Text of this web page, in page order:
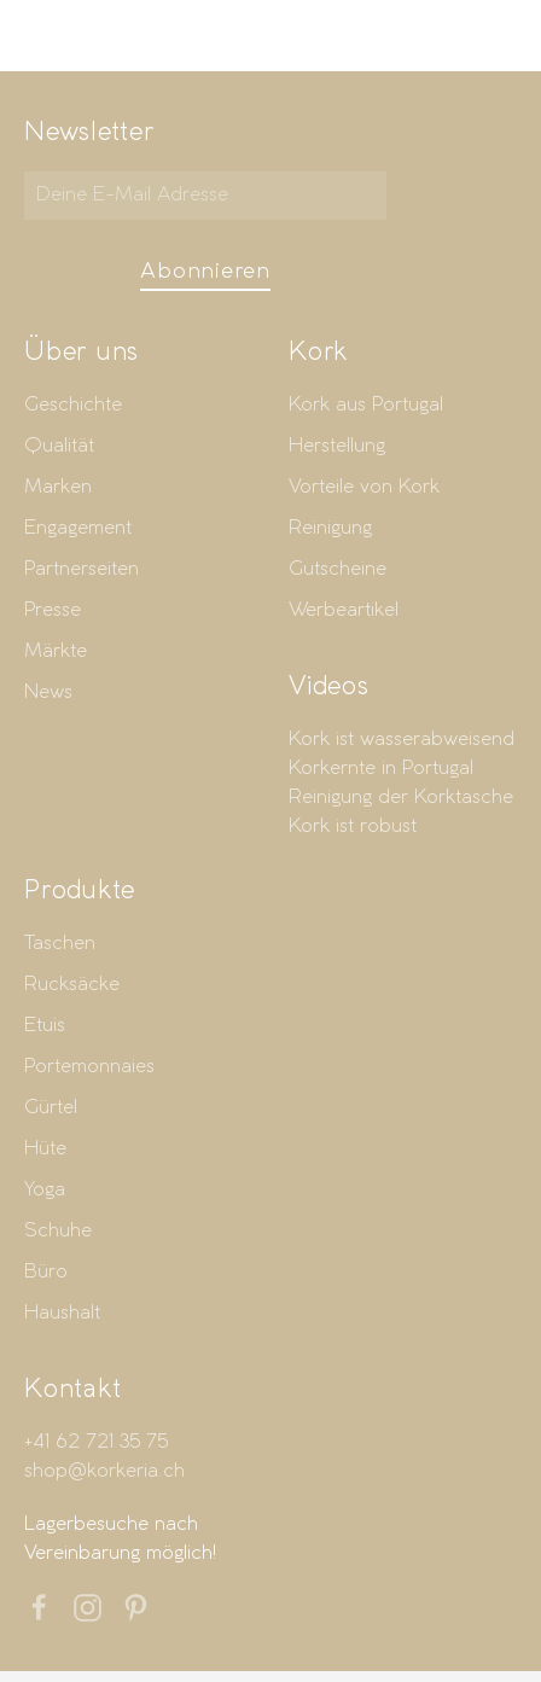
Newsletter
Abonnieren
Über uns
Geschichte
Qualität
Marken
Engagement
Partnerseiten
Presse
Märkte
News
Kork
Kork aus Portugal
Herstellung
Vorteile von Kork
Reinigung
Gutscheine
Werbeartikel
Videos
Kork ist wasserabweisend
Korkernte in Portugal
Reinigung der Korktasche
Kork ist robust
Produkte
Taschen
Rucksäcke
Etuis
Portemonnaies
Gürtel
Hüte
Yoga
Schuhe
Büro
Haushalt
Kontakt
+41 62 721 35 75
shop@korkeria.ch
Lagerbesuche nach
Vereinbarung möglich!